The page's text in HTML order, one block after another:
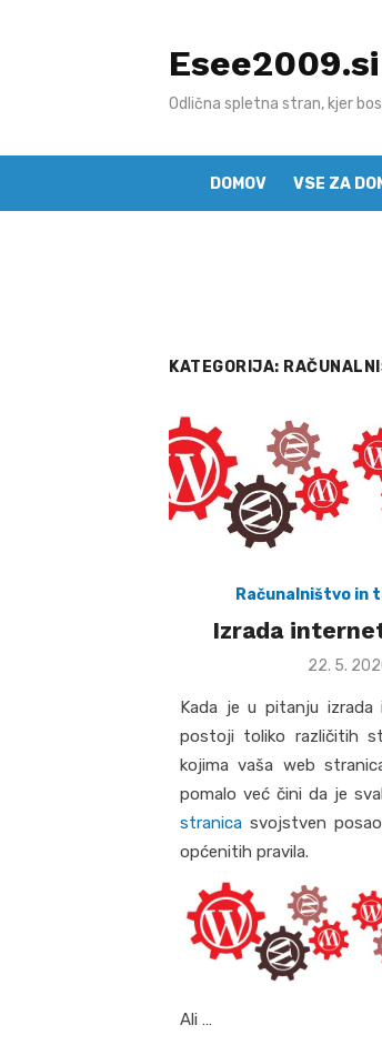
Esee2009.si
Odlična spletna stran, kjer
DOMOV VSE ZA
KATEGORIJA:
Računalništvo in
Izrada
Posted
22. 5.
Kada je u pitanju izrada
postoji toliko različitih
kojima vaša web
pomalo već čini da je
stranica svojstven
općenitih pravila.
Ali …